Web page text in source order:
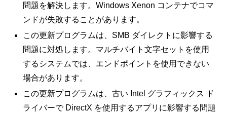
問題を解決します。Windows Xenon コンテナでコマ
ンドが失敗することがあります。
この更新プログラムは、SMB ダイレクトに影響する
問題に対処します。マルチバイト文字セットを使用
するシステムでは、エンドポイントを使用できない
場合があります。
この更新プログラムは、古い Intel グラフィックス ド
ライバーで DirectX を使用するアプリに影響する問題